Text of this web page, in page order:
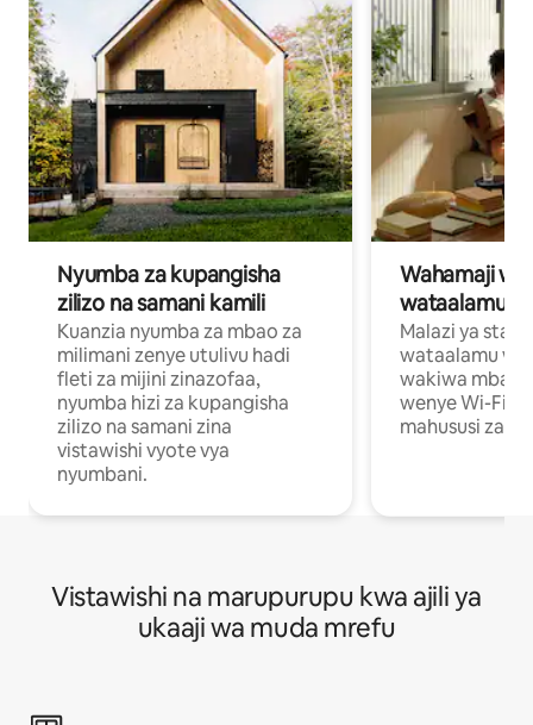
Nyumba za kupangisha
zilizo na samani kamili
Kuanzia nyumba za mbao za
milimani zenye utulivu hadi
fleti za mijini zinazofaa,
nyumba hizi za kupangisha
zilizo na samani zina
vistawishi vyote vya
nyumbani.
Wahamaji
wataalamu
Malazi ya
wataalamu
wakiwa mbali
wenye Wi-Fi
mahususi za
Vistawishi na marupurupu kwa ajili ya
ukaaji wa muda mrefu